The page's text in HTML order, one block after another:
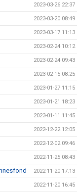
2023-03-26 22:37
2023-03-20 08:49
2023-03-17 11:13
2023-02-24 10:12
2023-02-24 09:43
2023-02-15 08:25
2023-01-27 11:15
2023-01-21 18:23
2023-01-11 11:45
2022-12-22 12:05
2022-12-02 09:46
2022-11-25 08:43
2022-11-20 17:13
2022-11-20 16:45